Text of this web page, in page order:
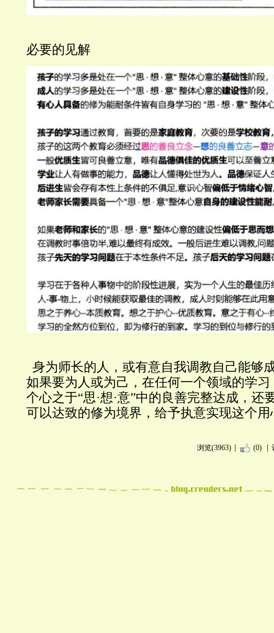
必要的见解
身为师长的人，或有意自我调教自己能够
如果要为人或为己，在任何一个领域的学
个心之于“思·想·意”中的良善完整达成，还
可以达致的修为境界，给予执意实现这个
浏览(3963) (0)